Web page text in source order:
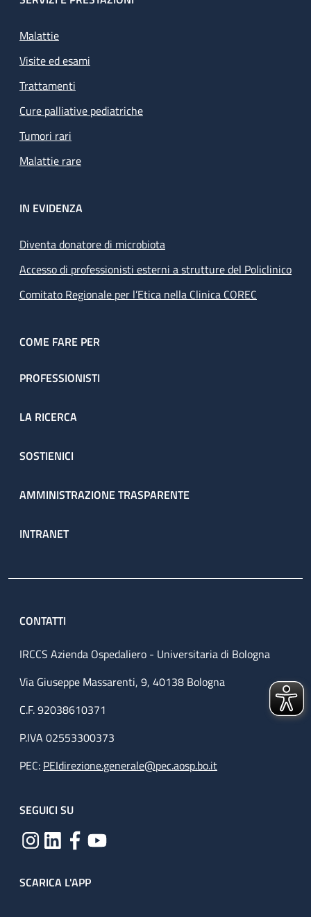
Malattie
Visite ed esami
Trattamenti
Cure palliative pediatriche
Tumori rari
Malattie rare
IN EVIDENZA
Diventa donatore di microbiota
Accesso di professionisti esterni a strutture del Policlinico
Comitato Regionale per l’Etica nella Clinica COREC
COME FARE PER
PROFESSIONISTI
LA RICERCA
SOSTIENICI
AMMINISTRAZIONE TRASPARENTE
INTRANET
CONTATTI
IRCCS Azienda Ospedaliero - Universitaria di Bologna
Via Giuseppe Massarenti, 9, 40138 Bologna
C.F. 92038610371
P.IVA 02553300373
PEC: PEIdirezione.generale@pec.aosp.bo.it
SEGUICI SU
SCARICA L'APP